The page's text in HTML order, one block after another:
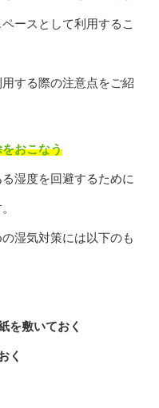
ースとして利用するこ
する際の注意点をご紹
おこなう
湿度を回避するために
湿気対策には以下のも
を敷いておく
く